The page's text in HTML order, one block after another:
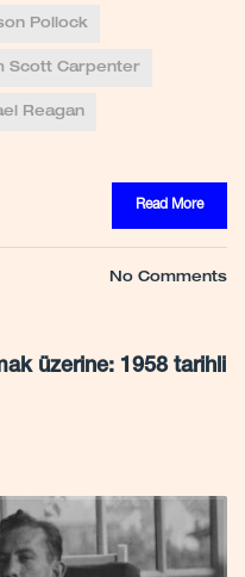
Pollock
Scott Carpenter
Reagan
Read More
No Comments
üzerine: 1958 tarihli